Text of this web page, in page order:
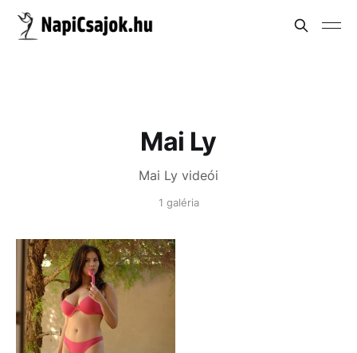
Mai Ly
Mai Ly videói
1 galéria